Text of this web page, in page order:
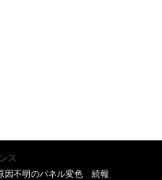
ス
因不明のパネル変色 続報